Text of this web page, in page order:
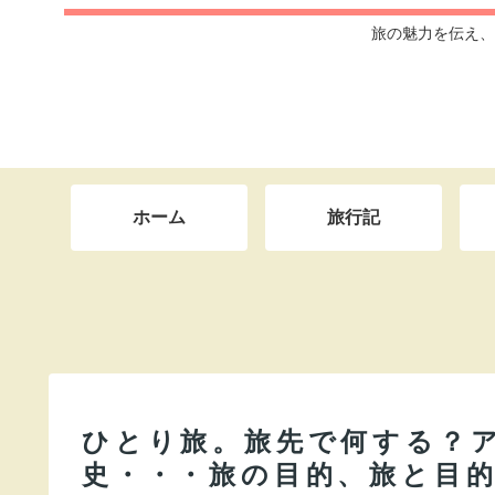
旅の魅力を伝え
ホーム 旅行記
ひとり旅。旅先で何する？
史・・・旅の目的、旅と目